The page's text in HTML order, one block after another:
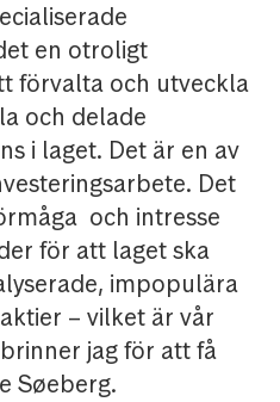
en otroligt
förvalta och utveckla
och delade
i laget. Det är en av
Det
och intresse
för att laget ska
impopulära
– vilket är vår
jag för att få
Søeberg.